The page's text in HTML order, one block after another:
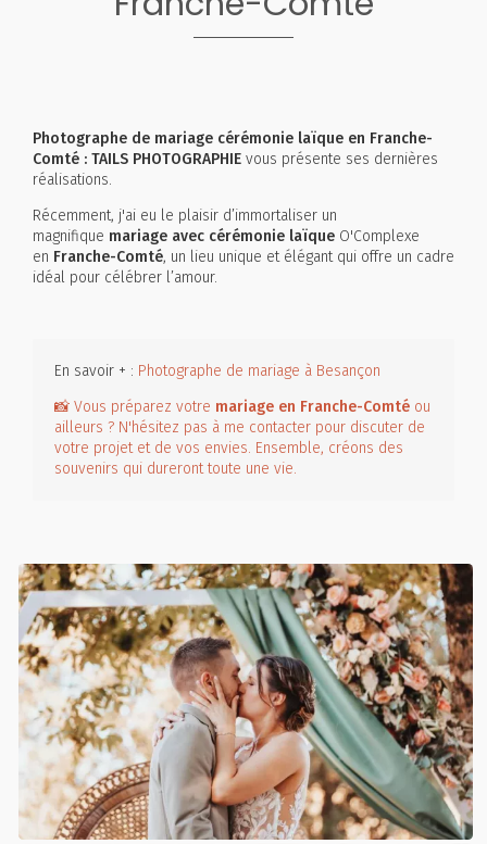
Photographe de mariage cérémonie laïque en Franche-
Comté : TAILS PHOTOGRAPHIE vous présente ses dernières
réalisations.
Récemment, j'ai eu le plaisir d’immortaliser un
magnifique mariage avec cérémonie laïque O'Complexe
en Franche-Comté, un lieu unique et élégant qui offre un cadre
idéal pour célébrer l’amour.
En savoir + : Photographe de mariage à Besançon
📸 Vous préparez votre mariage en Franche-Comté ou
ailleurs ? N'hésitez pas à me contacter pour discuter de
votre projet et de vos envies. Ensemble, créons des
souvenirs qui dureront toute une vie.